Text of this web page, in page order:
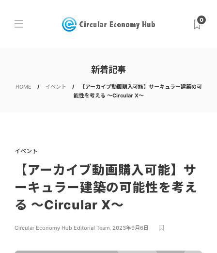
0
新着記事
HOME イベント
【アーカイブ動画購入可能】サーキュラー建築の可
能性を考える 〜Circular X〜
イベント
【アーカイブ動画購入可能】サ
ーキュラー建築の可能性を考え
る 〜Circular X〜
Circular Economy Hub Editorial Team, 2023年9月6日